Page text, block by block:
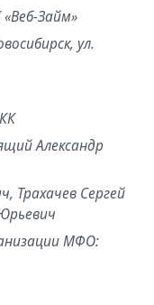
Займ»
ул.
Александр
Трахачев Сергей
МФО: